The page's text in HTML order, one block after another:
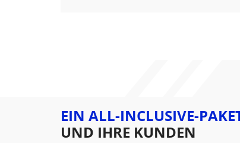
EIN ALL-INCLUSIVE-
UND IHRE KUNDEN